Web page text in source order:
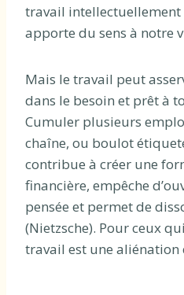
travail
apporte du sens à notre
Mais le travail peut
dans le besoin et prêt à
Cumuler plusieurs
chaîne, ou boulot
contribue à créer une
financière, empêche
pensée et permet de
(Nietzsche). Pour ceux
travail est une aliénation